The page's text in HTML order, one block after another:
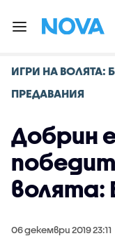
ИГРИ НА ВОЛЯТА:
ПРЕДАВАНИЯ
Добрин
волята:
06 декември 2019 23:11